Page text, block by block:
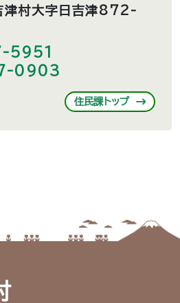
津村大字日吉津872-
5951
0903
住民課トップ